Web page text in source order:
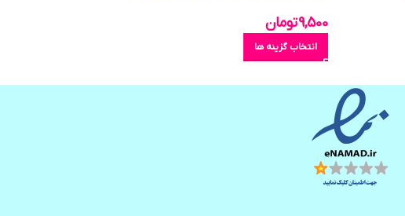
9,500تومان
انتخاب گزینه ها